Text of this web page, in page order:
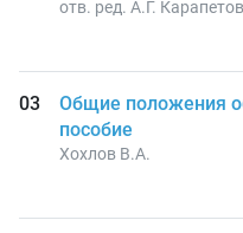
отв. ред. А.Г. Карапетов
Общие положения
пособие
Хохлов В.А.